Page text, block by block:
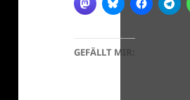
GEFÄLLT MIR: